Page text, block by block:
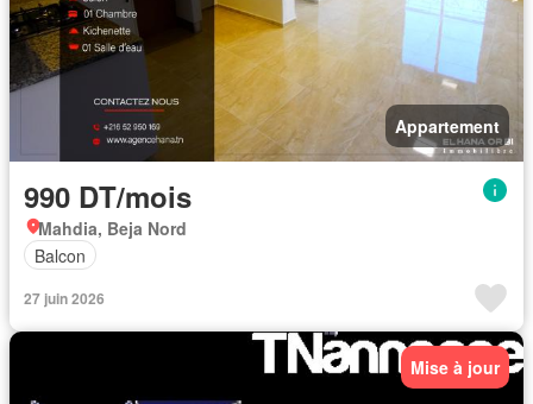
Appartement
990 DT/mois
Mahdia, Beja Nord
Balcon
27 juin 2026
Mise à jour